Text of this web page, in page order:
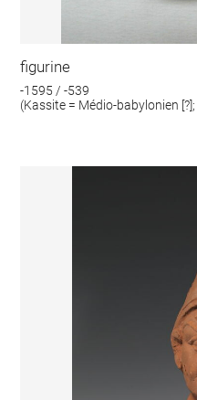
figurine
-1595 / -539
(Kassite = Médio-babylonien